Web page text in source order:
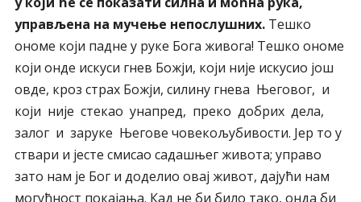
управљена на мучење непослушних.Тешко
ономе који падне у руке Бога живога! Тешко ономе
који онде искуси гнев Божји, који није искусио још
овде, кроз страх Божји, силину гнева Његовог, и
који није стекао унапред, преко добрих дела,
залог и заруке Његове човекољубивости. Јер то у
ствари и јесте смисао садашњег живота; управо
зато нам је Бог и доделио овај живот, дајући нам
могућност покајања. Кад не би било тако, онда би